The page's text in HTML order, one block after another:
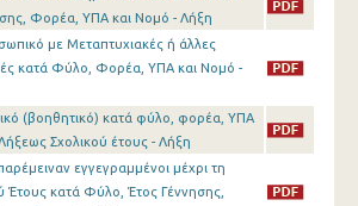
Φορέα, ΥΠΑ και Νομό - Λήξη
με Μεταπτυχιακές ή άλλες
κατά Φύλο, Φορέα, ΥΠΑ και Νομό -
(βοηθητικό) κατά φύλο, φορέα, ΥΠΑ
Λήξεως Σχολικού έτους - Λήξη
εγγεγραμμένοι μέχρι τη
Έτους κατά Φύλο, Έτος Γέννησης,